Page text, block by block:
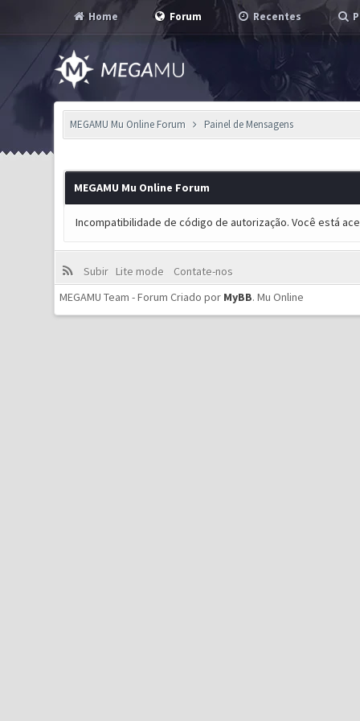
Home Forum Recentes
MEGAMU Mu Online Forum Painel de Mensagens
MEGAMU Mu Online Forum
Incompatibilidade de código de autorização. Você está
Subir Lite mode
Contate-nos
MEGAMU Team - Forum Criado por MyBB.Mu Online